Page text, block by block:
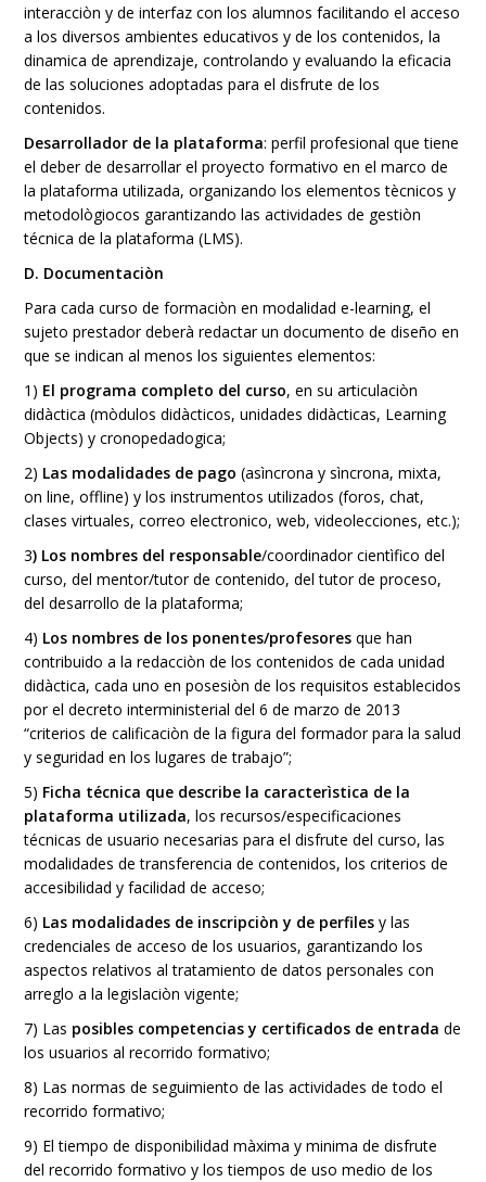
interacciòn y de interfaz con los alumnos facilitando el acceso
a los diversos ambientes educativos y de los contenidos, la
dinamica de aprendizaje, controlando y evaluando la eficacia
de las soluciones adoptadas para el disfrute de los
contenidos.
Desarrollador de la plataforma: perfil profesional que tiene
el deber de desarrollar el proyecto formativo en el marco de
la plataforma utilizada, organizando los elementos tècnicos y
metodològiocos garantizando las actividades de gestiòn
técnica de la plataforma (LMS).
D. Documentaciòn
Para cada curso de formaciòn en modalidad e-learning, el
sujeto prestador deberà redactar un documento de diseño en
que se indican al menos los siguientes elementos:
1) El programa completo del curso, en su articulaciòn
didàctica (mòdulos didàcticos, unidades didàcticas, Learning
Objects) y cronopedadogica;
2) Las modalidades de pago (asìncrona y sìncrona, mixta,
on line, offline) y los instrumentos utilizados (foros, chat,
clases virtuales, correo electronico, web, videolecciones, etc.);
3) Los nombres del responsable/coordinador cientìfico del
curso, del mentor/tutor de contenido, del tutor de proceso,
del desarrollo de la plataforma;
4) Los nombres de los ponentes/profesores que han
contribuido a la redacciòn de los contenidos de cada unidad
didàctica, cada uno en posesiòn de los requisitos establecidos
por el decreto interministerial del 6 de marzo de 2013
“criterios de calificaciòn de la figura del formador para la salud
y seguridad en los lugares de trabajo”;
5) Ficha técnica que describe la caracterìstica de la
plataforma utilizada, los recursos/especificaciones
técnicas de usuario necesarias para el disfrute del curso, las
modalidades de transferencia de contenidos, los criterios de
accesibilidad y facilidad de acceso;
6) Las modalidades de inscripciòn y de perfiles y las
credenciales de acceso de los usuarios, garantizando los
aspectos relativos al tratamiento de datos personales con
arreglo a la legislaciòn vigente;
7) Las posibles competencias y certificados de entrada de
los usuarios al recorrido formativo;
8) Las normas de seguimiento de las actividades de todo el
recorrido formativo;
9) El tiempo de disponibilidad màxima y minima de disfrute
del recorrido formativo y los tiempos de uso medio de los